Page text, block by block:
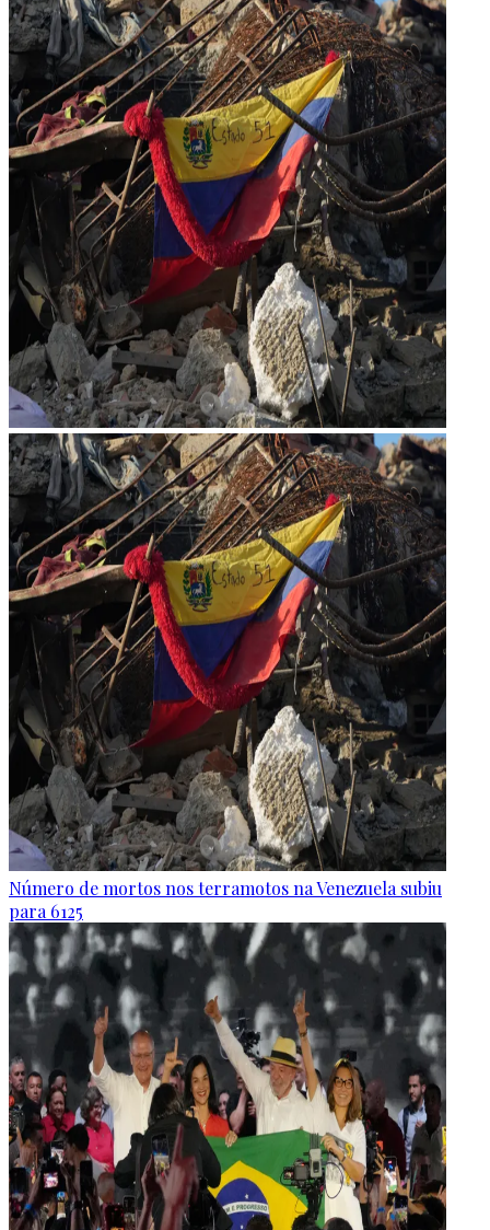
Número de mortos nos terramotos na Venezuela subiu
para 6125